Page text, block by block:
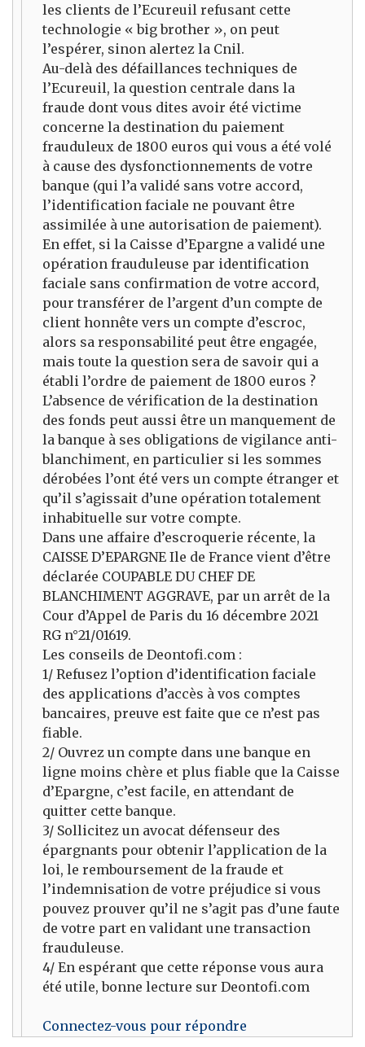
les clients de l’Ecureuil refusant cette
technologie « big brother », on peut
l’espérer, sinon alertez la Cnil.
Au-delà des défaillances techniques de
l’Ecureuil, la question centrale dans la
fraude dont vous dites avoir été victime
concerne la destination du paiement
frauduleux de 1800 euros qui vous a été volé
à cause des dysfonctionnements de votre
banque (qui l’a validé sans votre accord,
l’identification faciale ne pouvant être
assimilée à une autorisation de paiement).
En effet, si la Caisse d’Epargne a validé une
opération frauduleuse par identification
faciale sans confirmation de votre accord,
pour transférer de l’argent d’un compte de
client honnête vers un compte d’escroc,
alors sa responsabilité peut être engagée,
mais toute la question sera de savoir qui a
établi l’ordre de paiement de 1800 euros ?
L’absence de vérification de la destination
des fonds peut aussi être un manquement de
la banque à ses obligations de vigilance anti-
blanchiment, en particulier si les sommes
dérobées l’ont été vers un compte étranger et
qu’il s’agissait d’une opération totalement
inhabituelle sur votre compte.
Dans une affaire d’escroquerie récente, la
CAISSE D’EPARGNE Ile de France vient d’être
déclarée COUPABLE DU CHEF DE
BLANCHIMENT AGGRAVE, par un arrêt de la
Cour d’Appel de Paris du 16 décembre 2021
RG n°21/01619.
Les conseils de Deontofi.com :
1/ Refusez l’option d’identification faciale
des applications d’accès à vos comptes
bancaires, preuve est faite que ce n’est pas
fiable.
2/ Ouvrez un compte dans une banque en
ligne moins chère et plus fiable que la Caisse
d’Epargne, c’est facile, en attendant de
quitter cette banque.
3/ Sollicitez un avocat défenseur des
épargnants pour obtenir l’application de la
loi, le remboursement de la fraude et
l’indemnisation de votre préjudice si vous
pouvez prouver qu’il ne s’agit pas d’une faute
de votre part en validant une transaction
frauduleuse.
4/ En espérant que cette réponse vous aura
été utile, bonne lecture sur Deontofi.com
Connectez-vous pour répondre